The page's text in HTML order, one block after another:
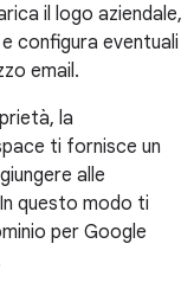
il logo aziendale,
configura eventuali
email.
la
ti fornisce un
alle
questo modo ti
per Google